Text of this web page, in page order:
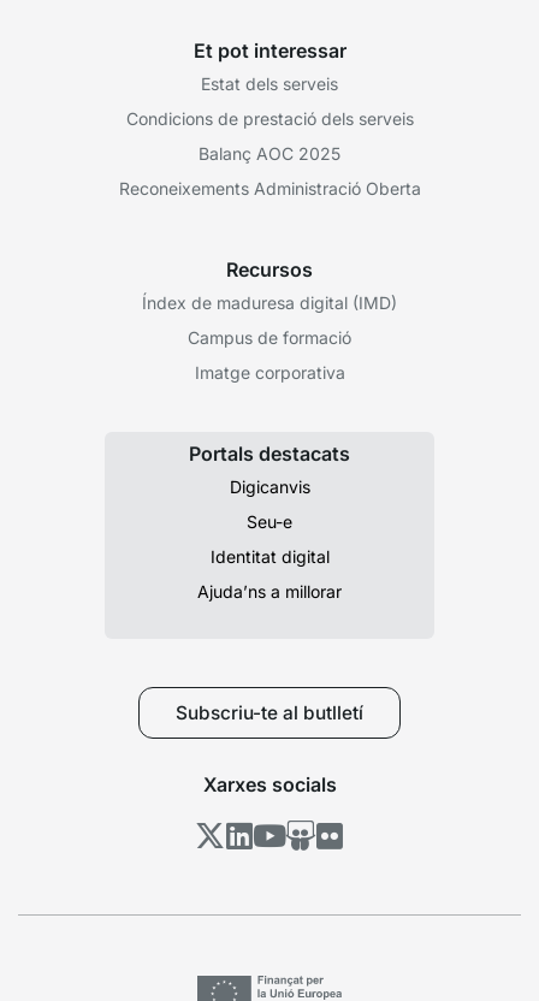
Et pot interessar
Estat dels serveis
Condicions de prestació dels serveis
Balanç AOC 2025
Reconeixements Administració Oberta
Recursos
Índex de maduresa digital (IMD)
Campus de formació
Imatge corporativa
Portals destacats
Digicanvis
Seu-e
Identitat digital
Ajuda’ns a millorar
Subscriu-te al butlletí
Xarxes socials